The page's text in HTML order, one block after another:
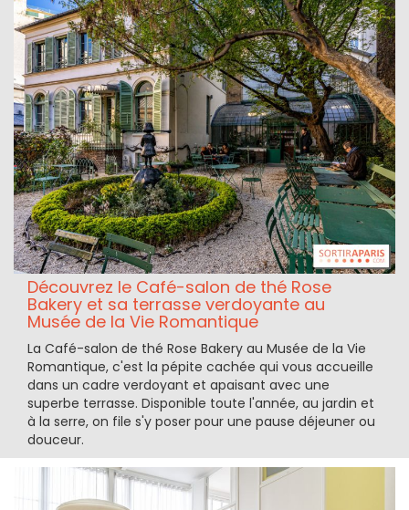
Découvrez le Café-salon de thé Rose
Bakery et sa terrasse verdoyante au
Musée de la Vie Romantique
La Café-salon de thé Rose Bakery au Musée de la Vie
Romantique, c'est la pépite cachée qui vous accueille
dans un cadre verdoyant et apaisant avec une
superbe terrasse. Disponible toute l'année, au jardin et
à la serre, on file s'y poser pour une pause déjeuner ou
douceur.